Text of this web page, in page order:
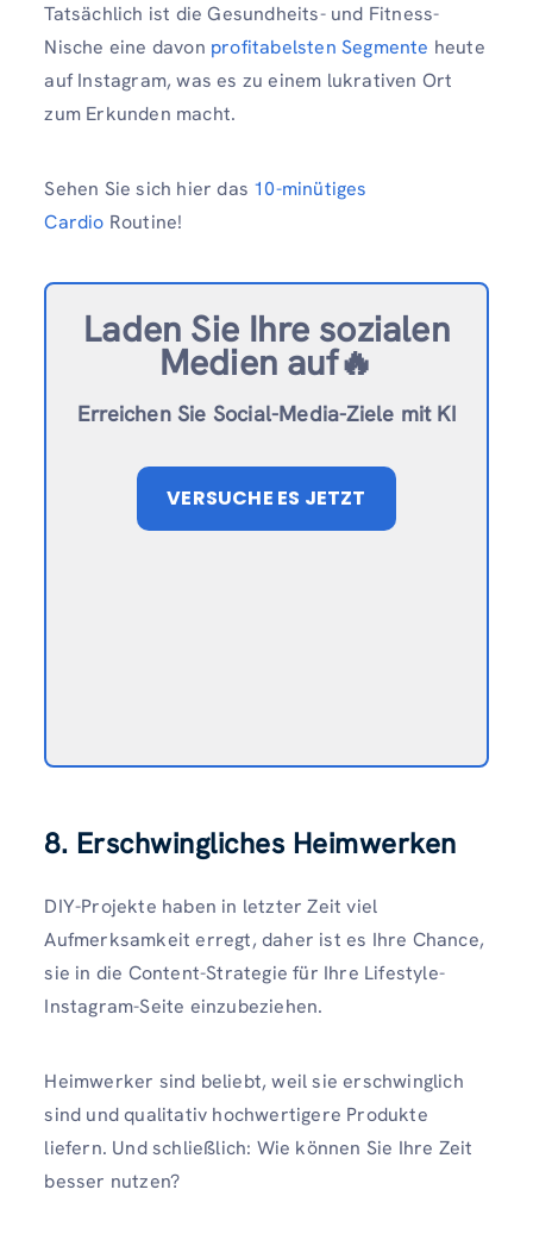
Tatsächlich ist die Gesundheits- und Fitness-
Nische eine davon profitabelsten Segmente heute
auf Instagram, was es zu einem lukrativen Ort
zum Erkunden macht.
Sehen Sie sich hier das 10-minütiges
Cardio Routine!
Laden Sie Ihre sozialen
Medien auf🔥
Erreichen Sie Social-Media-Ziele mit KI
VERSUCHE ES JETZT
8. Erschwingliches Heimwerken
DIY-Projekte haben in letzter Zeit viel
Aufmerksamkeit erregt, daher ist es Ihre Chance,
sie in die Content-Strategie für Ihre Lifestyle-
Instagram-Seite einzubeziehen.
Heimwerker sind beliebt, weil sie erschwinglich
sind und qualitativ hochwertigere Produkte
liefern. Und schließlich: Wie können Sie Ihre Zeit
besser nutzen?